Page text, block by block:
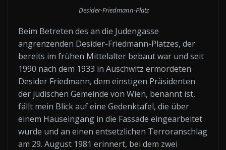
Desider-Friedmann-Platz
Beim Betreten des an die Judengasse
angrenzenden Desider-Friedmann-Platzes, der
bereits im frühen Mittelalter bebaut war und seit
1990 nach dem 1933 in Auschwitz ermordeten
Desider Friedmann, dem einstigen Präsidenten
der jüdischen Gemeinde von Wien, benannt ist,
fällt mein Blick auf eine Gedenktafel, die über
einem Hauseingang in die Fassade eingearbeitet
wurde und an einen entsetzlichen Terroranschlag
am 29. August 1981 erinnert, bei dem zwei